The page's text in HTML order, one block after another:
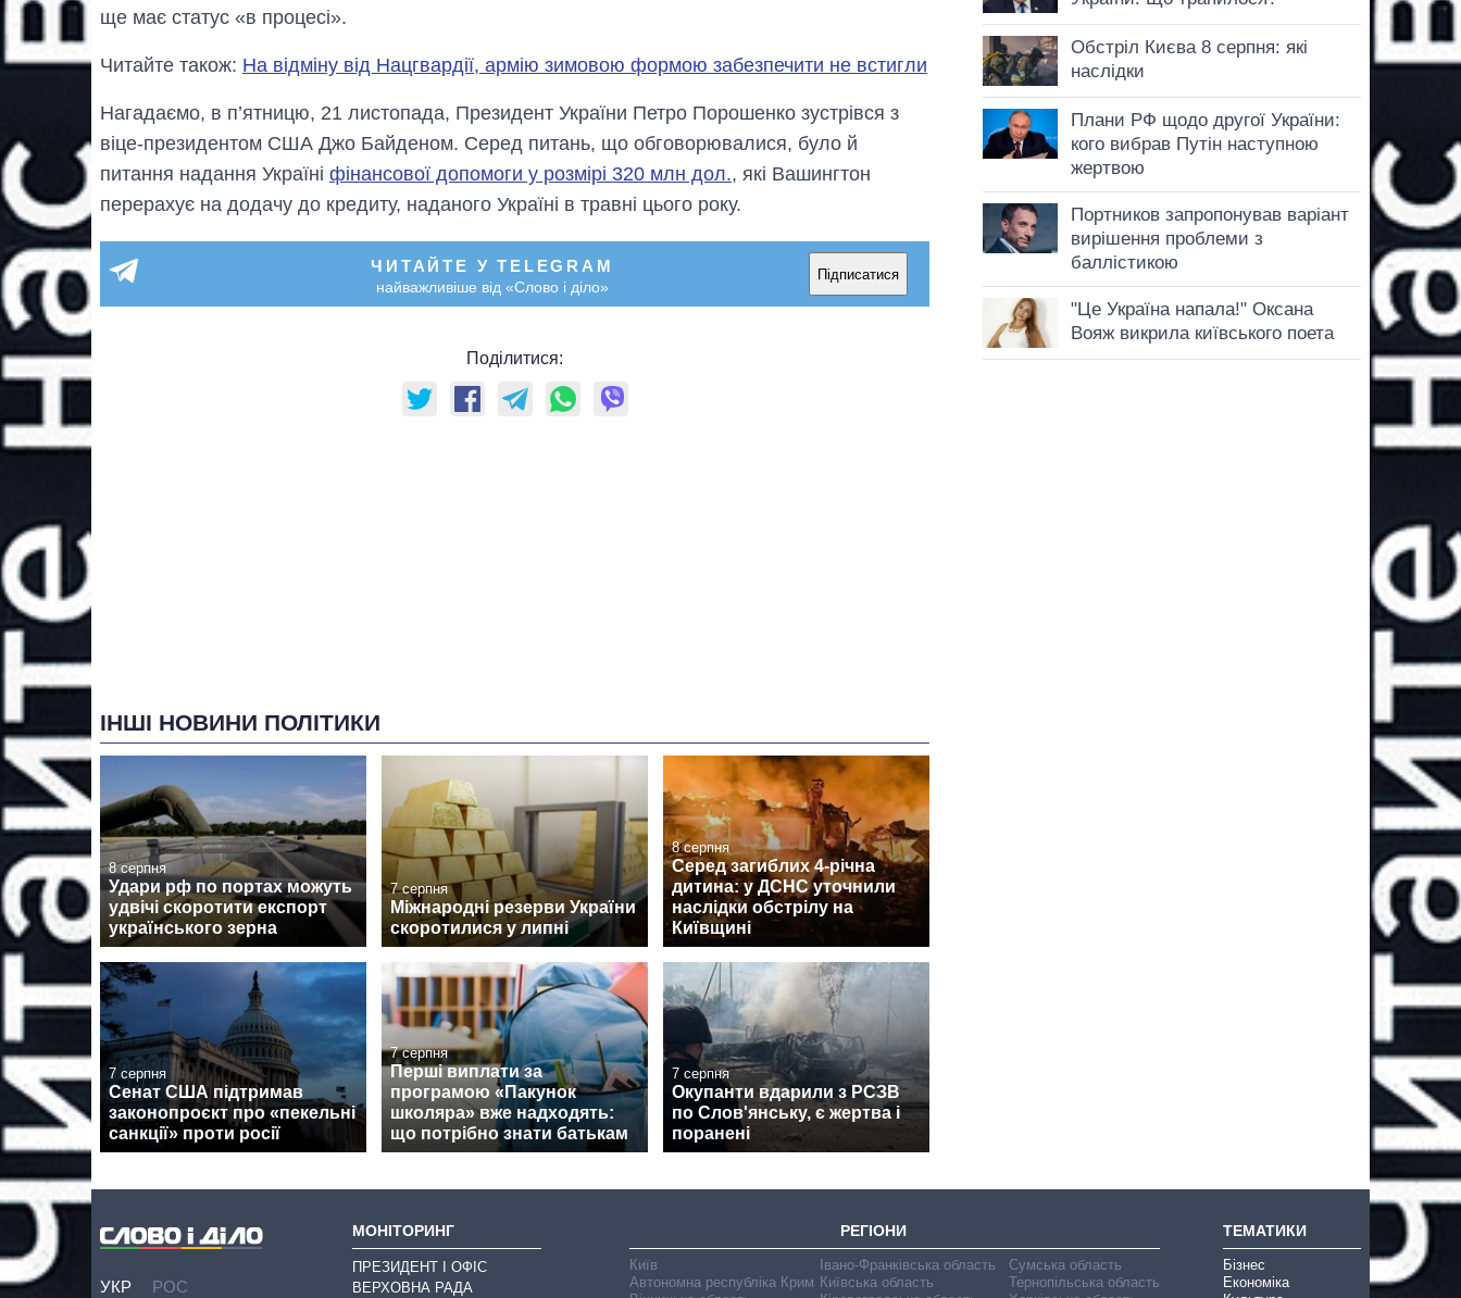
ще має статус «в процесі».
Читайте також: На відміну від Нацгвардії, армію зимовою формою забезпечити не встигли
Нагадаємо, в п’ятницю, 21 листопада, Президент України Петро Порошенко зустрівся з
віце-президентом США Джо Байденом. Серед питань, що обговорювалися, було й
питання надання Україні фінансової допомоги у розмірі 320 млн дол., які Вашингтон
перерахує на додачу до кредиту, наданого Україні в травні цього року.
ЧИТАЙТЕ У TELEGRAM
найважливіше від «Слово і діло»
Підписатися
Поділитися:
ІНШІ НОВИНИ ПОЛІТИКИ
8 серпня
Удари рф по портах можуть
удвічі скоротити експорт
українського зерна
7 серпня
Міжнародні резерви України
скоротилися у липні
8 серпня
Серед загиблих 4-річна
дитина: у ДСНС уточнили
наслідки обстрілу на
Київщині
7 серпня
Сенат США підтримав
законопроєкт про «пекельні
санкції» проти росії
7 серпня
Перші виплати за
програмою «Пакунок
школяра» вже надходять:
що потрібно знати батькам
7 серпня
Окупанти вдарили з РСЗВ
по Слов'янську, є жертва і
поранені
УКР РОС
МОНІТОРИНГ
ПРЕЗИДЕНТ І ОФІС
ВЕРХОВНА РАДА
РЕГІОНИ
Київ
Автономна республіка Крим
Івано-Франківська область
Київська область
Сумська область
Тернопільська область
ТЕМАТИКИ
Бізнес
Економіка